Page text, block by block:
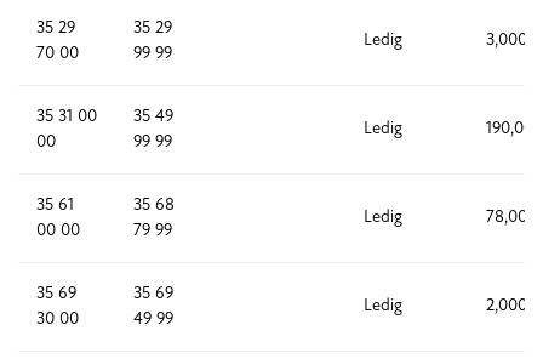
35 29
70 00
35 29
99 99
Ledig 3,000
35 31 00
00
35 49
99 99
Ledig 190,000
35 61
00 00
35 68
79 99
Ledig 78,000
35 69
30 00
35 69
49 99
Ledig 2,000